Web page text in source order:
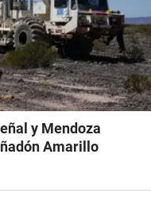
y Mendoza
Amarillo